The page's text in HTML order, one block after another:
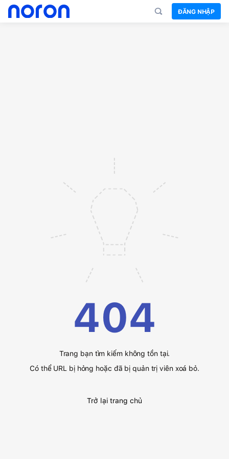
ĐĂNG NHẬP
404
Trang bạn tìm kiếm không tồn tại.
Có thể URL bị hỏng hoặc đã bị quản trị viên xoá bỏ.
Trở lại trang chủ